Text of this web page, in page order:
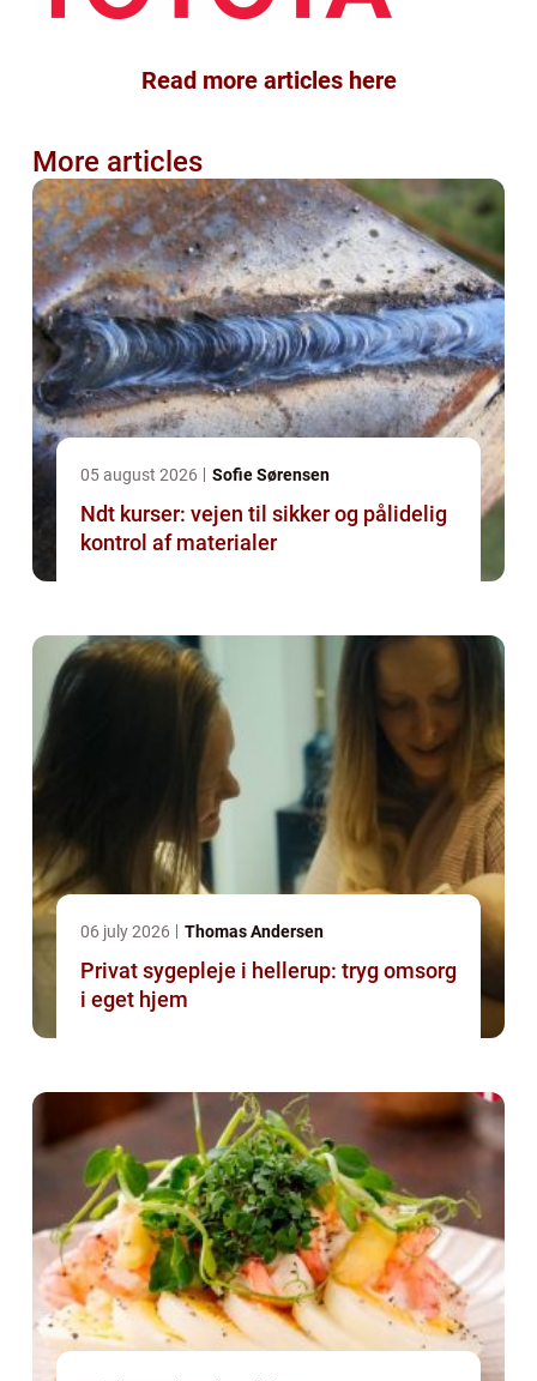
Read more articles here
More articles
05 august 2026 Sofie Sørensen
Ndt kurser: vejen til sikker og pålidelig
kontrol af materialer
06 july 2026 Thomas Andersen
Privat sygepleje i hellerup: tryg omsorg
i eget hjem